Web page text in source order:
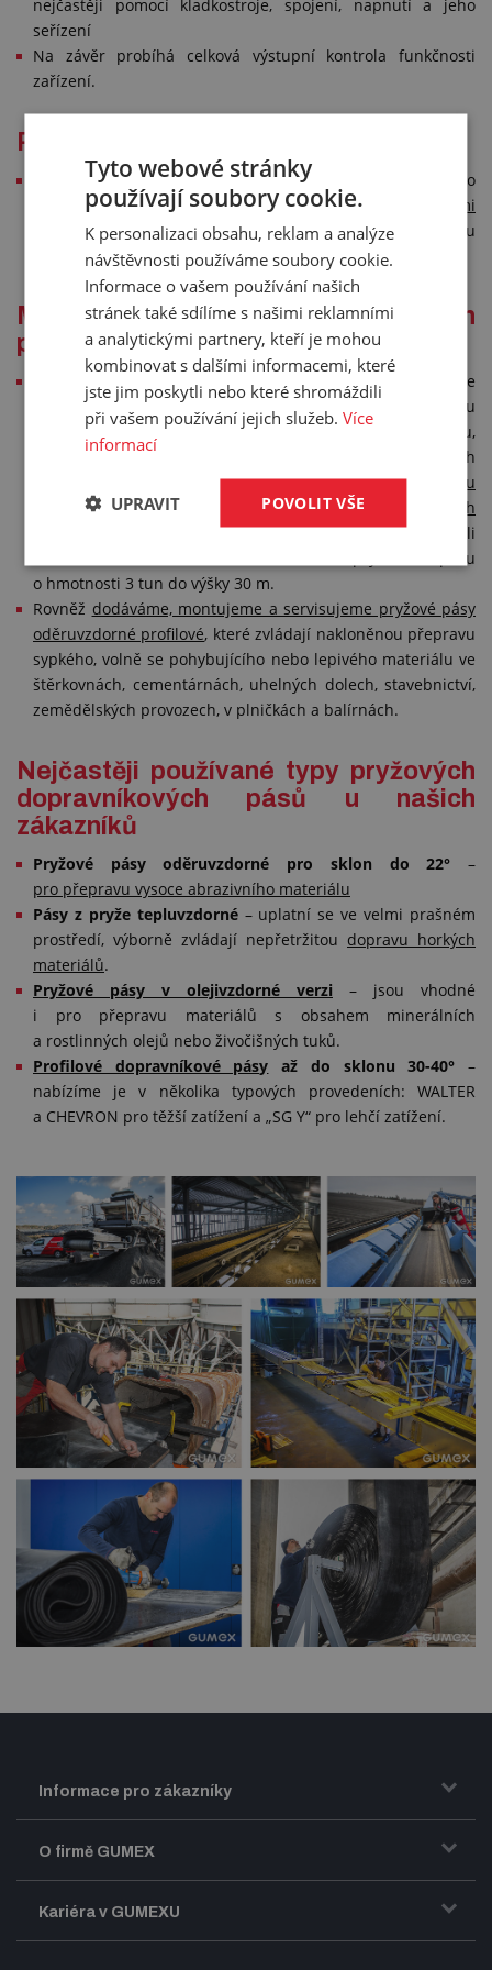
nejčastěji pomocí kladkostroje, spojení, napnutí a jeho
seřízení
Na závěr probíhá celková výstupní kontrola funkčnosti
zařízení.
Provádíme také opravy pásů
Realizujeme rovněž „v terénu“ opravu trhlin stávajícího
osazení pásu nestandardními unašeči nebo vodicími
, případně montáž pryžového dopravníkového pásu
v obtížně přístupných místech.
Máme zkušenosti z náročných
provozů
Pryžové dopravníkové pásy nejčastěji servisujeme
v „drsných“ provozech – např. v provozovnách na výrobu
nebo dopravu štěrků, písku, cementu, asfaltu, perlitu,
v obalovnách, ale i v recyklačních zařízeních
a zemědělských provozech.Poradíme si s výměnou
pryžového dopravníkového pásu i v extrémních
- například ve výrobně krmných směsí provedli
naši montéři montáž 360 m dlouhého pryžového pásu
o hmotnosti 3 tun do výšky 30 m.
Rovněž dodáváme, montujeme a servisujeme pryžové pásy
oděruvzdorné profilové, které zvládají nakloněnou přepravu
sypkého, volně se pohybujícího nebo lepivého materiálu ve
štěrkovnách, cementárnách, uhelných dolech, stavebnictví,
zemědělských provozech, v plničkách a balírnách.
Nejčastěji používané typy pryžových
dopravníkových pásů u našich
zákazníků
Pryžové pásy oděruvzdorné pro sklon do 22° –
pro přepravu vysoce abrazivního materiálu
Pásy z pryže tepluvzdorné– uplatní se ve velmi prašném
prostředí, výborně zvládají nepřetržitou dopravu horkých
materiálů.
Pryžové pásy v olejivzdorné verzi – jsou vhodné
i pro přepravu materiálů s obsahem minerálních
a rostlinných olejů nebo živočišných tuků.
Profilové dopravníkové pásy až do sklonu 30-40°–
nabízíme je v několika typových provedeních: WALTER
a CHEVRON pro těžší zatížení a „SG Y“ pro lehčí zatížení.
Informace pro zákazníky
Doprava a zasílání zboží
Obchodní podmínky
O firmě GUMEX
Představení firmy GUMEX
Kariéra v GUMEXU
Tyto webové stránky
používají soubory cookie.
K personalizaci obsahu, reklam a analýze
návštěvnosti používáme soubory cookie.
Informace o vašem používání našich
stránek také sdílíme s našimi reklamními
a analytickými partnery, kteří je mohou
kombinovat s dalšími informacemi, které
jste jim poskytli nebo které shromáždili
při vašem používání jejich služeb.Více
informací
POVOLIT VŠE
UPRAVIT